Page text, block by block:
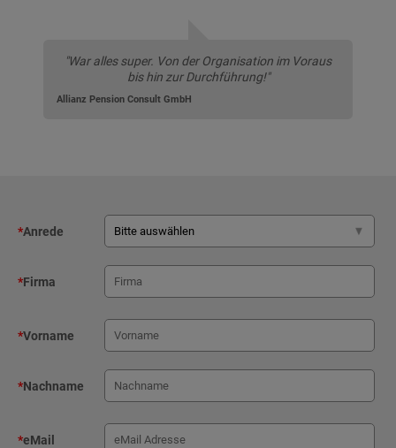
"War alles super. Von der Organisation im Voraus
bis hin zur Durchführung!"
Allianz Pension Consult GmbH
*Anrede
*Firma
*Vorname
*Nachname
*eMail